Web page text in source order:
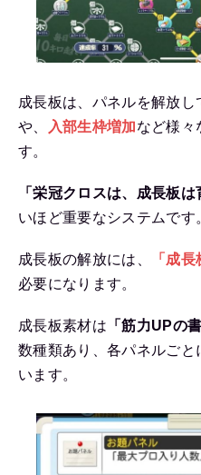
成長板は、パネルを解放し
や、
入部生枠増加など様々
す。
「栄冠クロスは、成長板は
いほど重要なシステムです
成長板の解放には、 「成長
必要になります。
成長板素材は 「筋力UPの
数種類あり、各パネルご
います。